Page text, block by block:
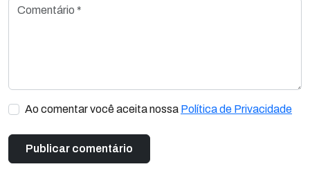
Comentário *
Ao comentar você aceita nossa Política de Privacidade